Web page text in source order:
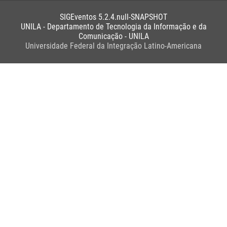
SIGEventos 5.2.4.null-SNAPSHOT
UNILA - Departamento de Tecnologia da Informação e da
Comunicação - UNILA
Universidade Federal da Integração Latino-Americana